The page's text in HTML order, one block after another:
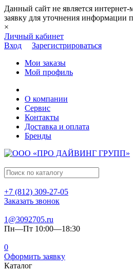
Данный сайт не является интернет-
заявку для уточнения информации
×
Личный кабинет
Вход
Зарегистрироваться
Мои заказы
Мой профиль
О компании
Сервис
Контакты
Доставка и оплата
Бренды
+7 (812) 309-27-05
Заказать звонок
1@3092705.ru
Пн—Пт 10:00—18:30
0
Оформить заявку
Каталог